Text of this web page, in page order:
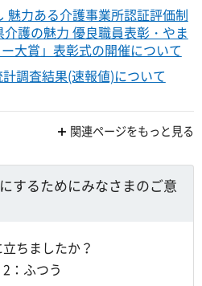
魅力ある介護事業所認証評価制
護の魅力 優良職員表彰・やま
大賞」表彰式の開催について
調査結果(速報値)について
関連ページをもっと見る
するためにみなさまのご意
ちましたか？
2：ふつう